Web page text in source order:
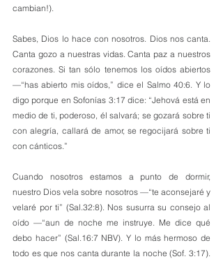
cambian!).
Sabes, Dios lo hace con nosotros. Dios nos canta.
Canta gozo a nuestras vidas. Canta paz a nuestros
corazones. Si tan sólo tenemos los oídos abiertos
—“has abierto mis oídos,” dice el Salmo 40:6. Y lo
digo porque en Sofonías 3:17 dice: “Jehová está en
medio de ti, poderoso, él salvará; se gozará sobre ti
con alegría, callará de amor, se regocijará sobre ti
con cánticos.”
Cuando nosotros estamos a punto de dormir,
nuestro Dios vela sobre nosotros —“te aconsejaré y
velaré por ti” (Sal.32:8). Nos susurra su consejo al
oído —“aun de noche me instruye. Me dice qué
debo hacer” (Sal.16:7 NBV). Y lo más hermoso de
todo es que nos canta durante la noche (Sof. 3:17).